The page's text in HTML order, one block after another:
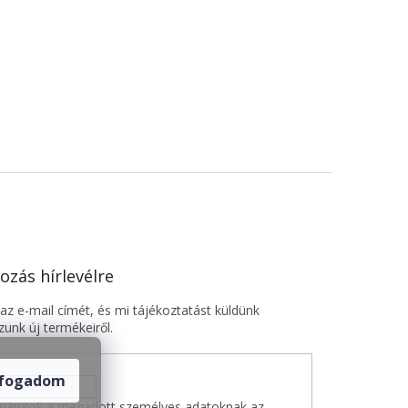
hírlevélre
e-mail címét, és mi tájékoztatást küldünk
új termékeiről.